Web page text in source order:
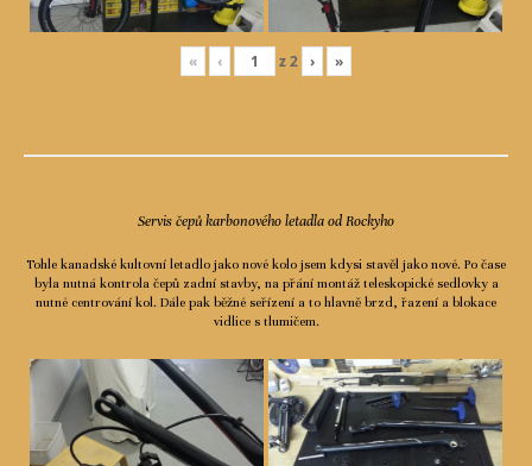
« ‹ z2 › »
Servis čepů karbonového letadla od Rockyho
Tohle kanadské kultovní letadlo jako nové kolo jsem kdysi stavěl jako nové. Po čase
byla nutná kontrola čepů zadní stavby, na přání montáž teleskopické sedlovky a
nutné centrování kol. Dále pak běžné seřízení a to hlavně brzd, řazení a blokace
vidlice s tlumičem.